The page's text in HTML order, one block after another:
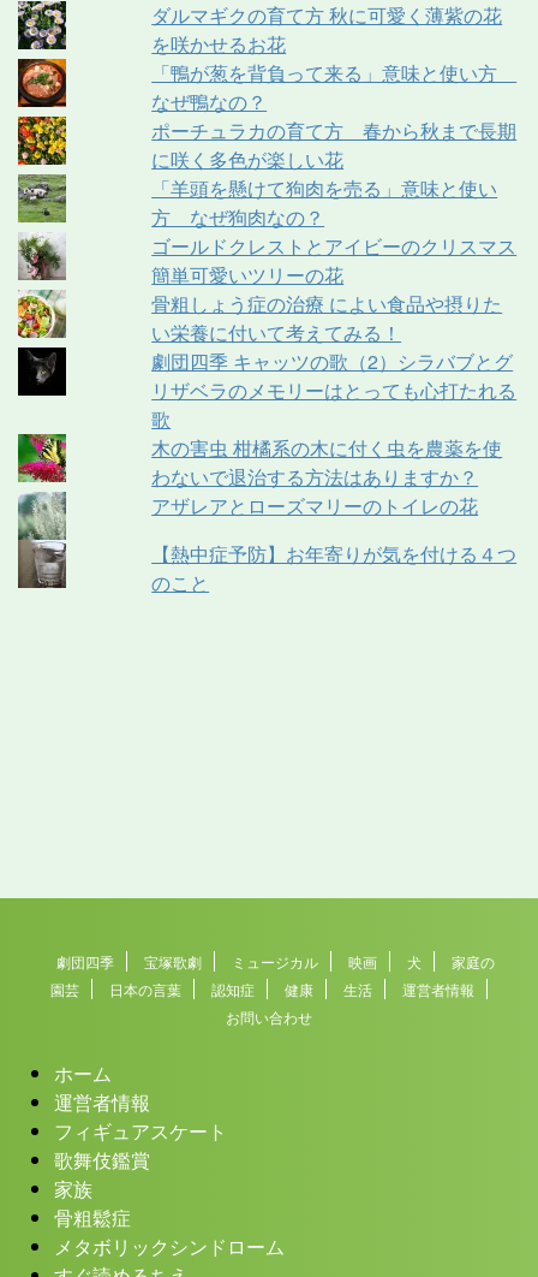
ダルマギクの育て方 秋に可愛く薄紫の花
を咲かせるお花
「鴨が葱を背負って来る」意味と使い方
なぜ鴨なの？
ポーチュラカの育て方 春から秋まで長期
に咲く多色が楽しい花
「羊頭を懸けて狗肉を売る」意味と使い
方 なぜ狗肉なの？
ゴールドクレストとアイビーのクリスマス
簡単可愛いツリーの花
骨粗しょう症の治療 によい食品や摂りた
い栄養に付いて考えてみる！
劇団四季 キャッツの歌（2）シラバブとグ
リザベラのメモリーはとっても心打たれる
歌
木の害虫 柑橘系の木に付く虫を農薬を使
わないで退治する方法はありますか？
アザレアとローズマリーのトイレの花
【熱中症予防】お年寄りが気を付ける４つ
のこと
劇団四季 宝塚歌劇 ミュージカル 映画 犬
家庭の
園芸
日本の言葉 認知症 健康 生活
運営者情報
お問い合わせ
ホーム
運営者情報
フィギュアスケート
歌舞伎鑑賞
家族
骨粗鬆症
メタボリックシンドローム